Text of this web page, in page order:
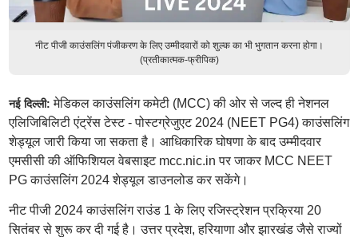
नीट पीजी काउंसलिंग पंजीकरण के लिए उम्मीदवारों को शुल्क का भी भुगतान करना होगा।
(प्रतीकात्मक-फ्रीपिक)
नई दिल्ली: मेडिकल काउंसलिंग कमेटी (MCC) की ओर से जल्द ही नेशनल
एलिजिबिलिटी एंट्रेंस टेस्ट - पोस्टग्रेजुएट 2024 (NEET PG4) काउंसलिंग
शेड्यूल जारी किया जा सकता है। आधिकारिक घोषणा के बाद उम्मीदवार
एमसीसी की ऑफिशियल वेबसाइट mcc.nic.in पर जाकर MCC NEET
PG काउंसलिंग 2024 शेड्यूल डाउनलोड कर सकेंगे।
नीट पीजी 2024 काउंसलिंग राउंड 1 के लिए रजिस्ट्रेशन प्रक्रिया 20
सितंबर से शुरू कर दी गई है। उत्तर प्रदेश, हरियाणा और झारखंड जैसे राज्यों